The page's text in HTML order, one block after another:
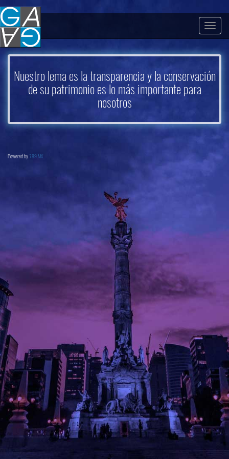
Nuestro lema es la transparencia y la conservación
de su patrimonio es lo más importante para
nosotros
Powered by 789.MX